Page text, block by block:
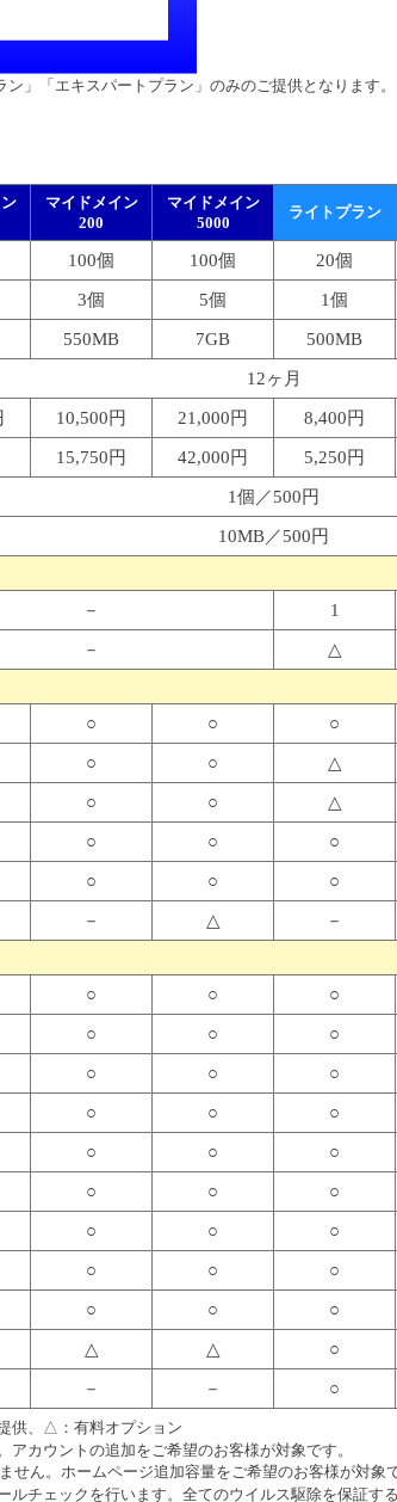
」「エキスパートプラン」のみのご提供となります。
マイドメイン
200
マイドメイン
5000
ライトプラン
100個 100個 20個
3個 5個 1個
550MB 7GB 500MB
12ヶ月
10,500円 21,000円 8,400円
15,750円 42,000円 5,250円
1個／500円
10MB／500円
－ 1
－ △
○ ○ ○
○ ○ △
○ ○ △
○ ○ ○
○ ○ ○
－ △ －
○ ○ ○
○ ○ ○
○ ○ ○
○ ○ ○
○ ○ ○
○ ○ ○
○ ○ ○
○ ○ ○
○ ○ ○
△ △ ○
－ － ○
供、△：有料オプション
カウントの追加をご希望のお客様が対象です。
せん。ホームページ追加容量をご希望のお客様が対象で
チェックを行います。全てのウイルス駆除を保証す